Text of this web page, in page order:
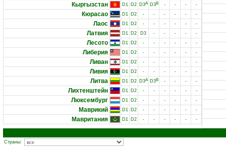
Кыргызстан D1 D2 D3A D3B - - - -
Кюрасао D1 D2 - - - - - -
Лаос D1 D2 - - - - - -
Латвия D1 D2 D3 - - - - -
Лесото D1 D2 - - - - - -
Либерия D1 D2 - - - - - -
Ливан D1 D2 - - - - - -
Ливия D1 D2 - - - - - -
Литва D1 D2 D3A D3B - - - -
Лихтенштейн D1 D2 - - - - - -
Люксембург D1 D2 - - - - - -
Маврикий D1 D2 - - - - - -
Мавритания D1 D2 - - - - - -
Страны: